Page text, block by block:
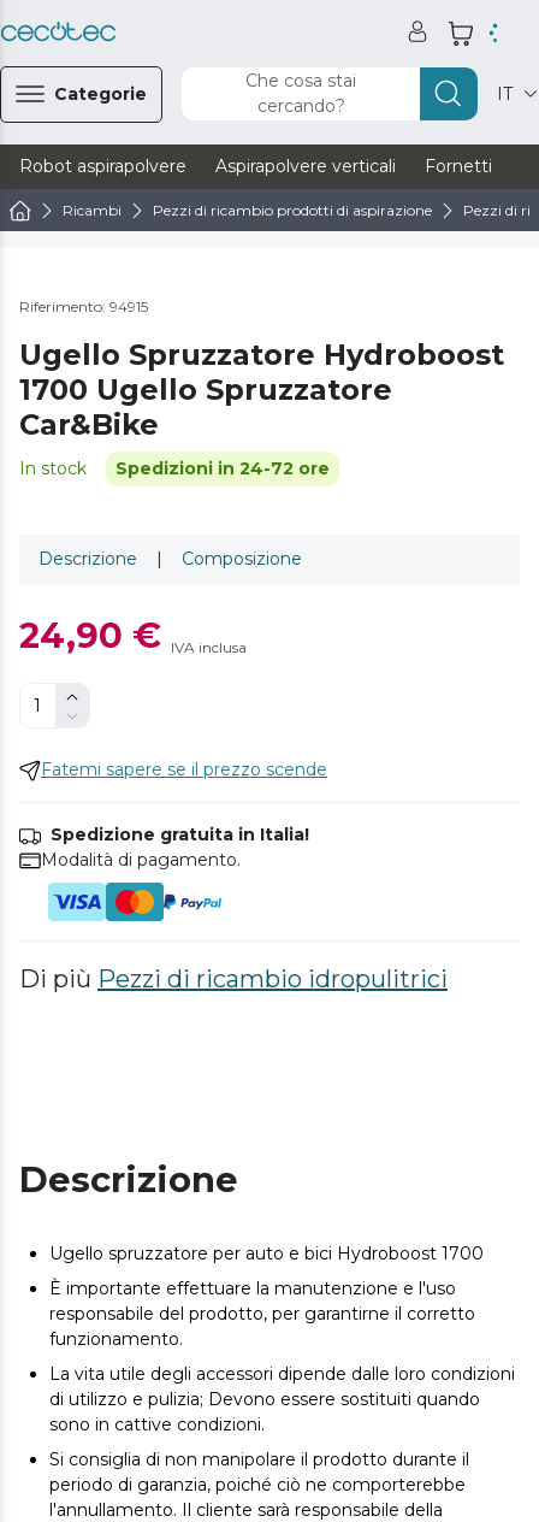
Categorie
Che cosa stai
cercando?
IT
Robot aspirapolvere Aspirapolvere verticali Fornetti
Ricambi Pezzi di ricambio prodotti di aspirazione Pezzi di
Riferimento: 94915
Ugello Spruzzatore Hydroboost
1700 Ugello Spruzzatore
Car&Bike
In stock Spedizioni in 24-72 ore
Descrizione | Composizione
24,90 € IVA inclusa
Fatemi sapere se il prezzo scende
Spedizione gratuita in Italia!
Modalità di pagamento.
Di più Pezzi di ricambio idropulitrici
Descrizione
Ugello spruzzatore per auto e bici Hydroboost 1700
È importante effettuare la manutenzione e l'uso
responsabile del prodotto, per garantirne il corretto
funzionamento.
La vita utile degli accessori dipende dalle loro condizioni
di utilizzo e pulizia; Devono essere sostituiti quando
sono in cattive condizioni.
Si consiglia di non manipolare il prodotto durante il
periodo di garanzia, poiché ciò ne comporterebbe
l'annullamento. Il cliente sarà responsabile della